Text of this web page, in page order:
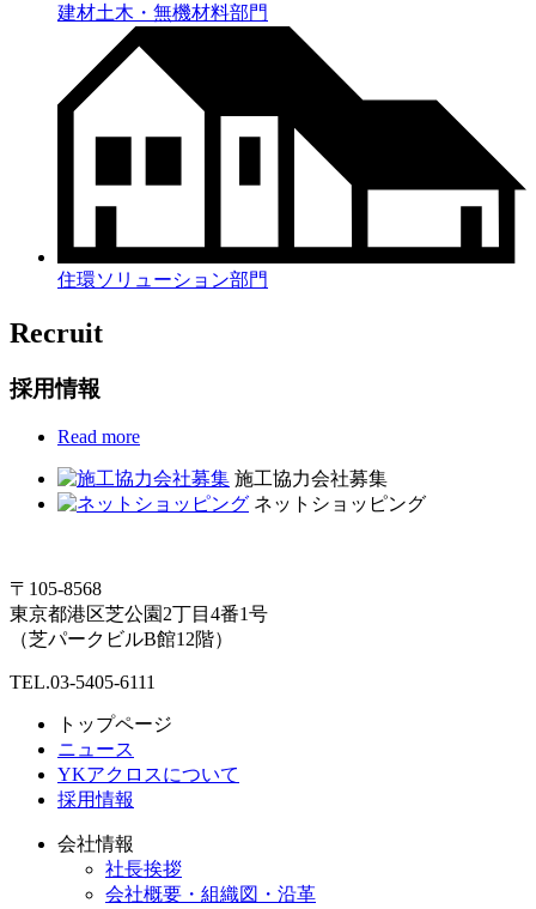
建材土木・無機材料部門
住環ソリューション部門
Recruit
採用情報
Read more
施工協力会社募集
ネットショッピング
〒105-8568
東京都港区芝公園2丁目4番1号
（芝パークビルB館12階）
TEL.03-5405-6111
トップページ
ニュース
YKアクロスについて
採用情報
会社情報
社長挨拶
会社概要・組織図・沿革